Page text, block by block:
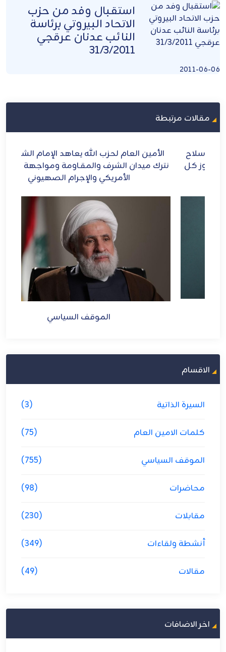
استقبال وفد من حزب
الاتحاد البيروتي برئاسة
النائب عدنان عرقجي
31/3/2011
2011-06-06
مقالات مرتبطة
الأمين العام لحزب الله يعاهد الإمام الشهيد: لن
نترك ميدان الشرف والمقـاومة ومواجهة الطاغوت
الأمريكي والإجرام الصهيوني
الموقف السياسي
الاقسام
السيرة الذاتية (3)
كلمات الامين العام (75)
الموقف السياسي (755)
محاضرات (98)
مقابلات (230)
أنشطة ولقاءات (349)
مقالات (49)
اخر الاضافات